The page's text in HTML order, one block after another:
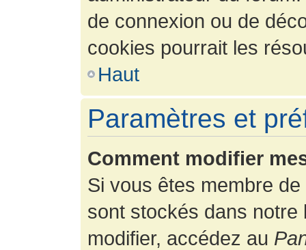
de connexion ou de
cookies pourrait les
Haut
Paramètres et
Comment modifier
Si vous êtes membre
sont stockés dans
modifier, accédez au